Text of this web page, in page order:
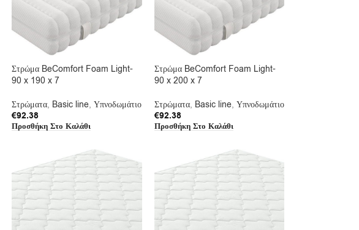
Στρώμα BeComfort Foam Light-
90 x 190 x 7
Στρώματα, Basic line, Υπνοδωμάτιο
€92.38
Προσθήκη Στο Καλάθι
Στρώμα BeComfort Foam Light-
90 x 200 x 7
Στρώματα, Basic line, Υπνοδωμάτιο
€92.38
Προσθήκη Στο Καλάθι